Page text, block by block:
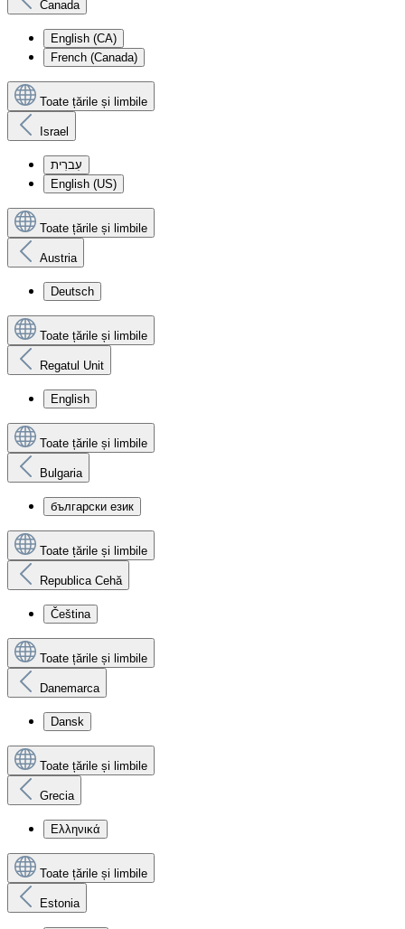
Canada
English (CA)
French (Canada)
Toate țările și limbile
Israel
עִברִית
English (US)
Toate țările și limbile
Austria
Deutsch
Toate țările și limbile
Regatul Unit
English
Toate țările și limbile
Bulgaria
български език
Toate țările și limbile
Republica Cehă
Čeština
Toate țările și limbile
Danemarca
Dansk
Toate țările și limbile
Grecia
Ελληνικά
Toate țările și limbile
Estonia